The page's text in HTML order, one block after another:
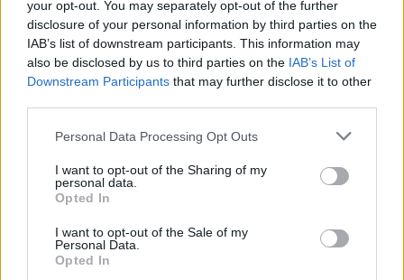
your opt-out. You may separately opt-out of the further
disclosure of your personal information by third parties on the
IAB’s list of downstream participants. This information may
also be disclosed by us to third parties on the IAB’s List of
Downstream Participants that may further disclose it to other
Personal Data Processing Opt Outs
I want to opt-out of the Sharing of my
personal data.
Opted In
I want to opt-out of the Sale of my
Personal Data.
Opted In
REJOICE: Lamego inaugura Parque
Urbano D. António Francisco dos
Santos